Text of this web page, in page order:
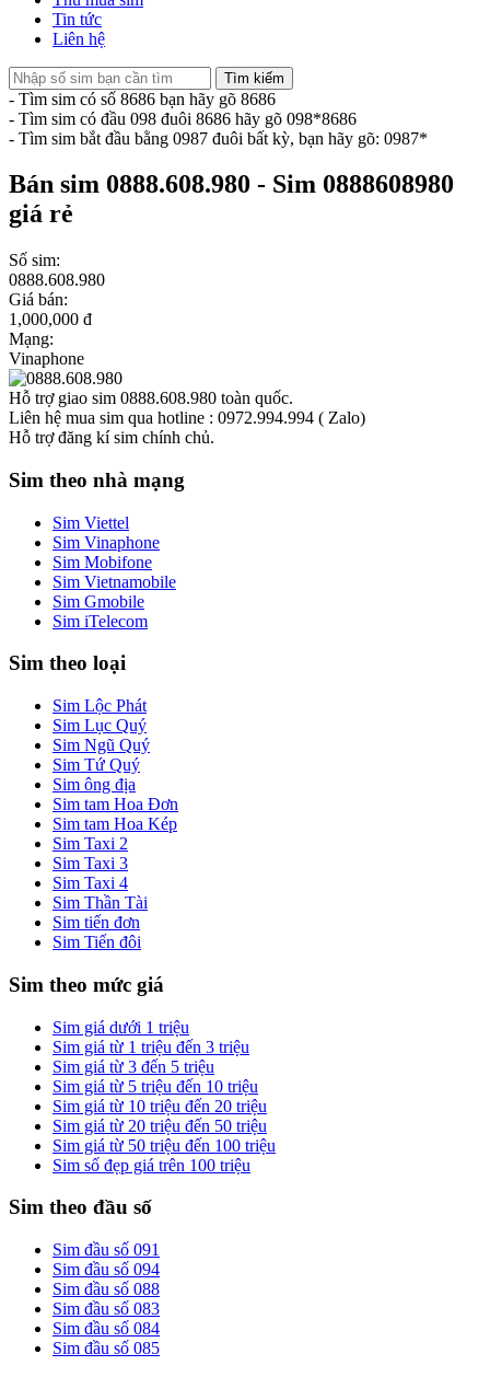
Tin tức
Liên hệ
Tìm kiếm
- Tìm sim có số 8686 bạn hãy gõ 8686
- Tìm sim có đầu 098 đuôi 8686 hãy gõ 098*8686
- Tìm sim bắt đầu bằng 0987 đuôi bất kỳ, bạn hãy gõ: 0987*
Bán sim 0888.608.980 - Sim 0888608980
giá rẻ
Số sim:
0888.608.980
Giá bán:
1,000,000 đ
Mạng:
Vinaphone
Hỗ trợ giao sim 0888.608.980 toàn quốc.
Liên hệ mua sim qua hotline : 0972.994.994 ( Zalo)
Hỗ trợ đăng kí sim chính chủ.
Sim theo nhà mạng
Sim Viettel
Sim Vinaphone
Sim Mobifone
Sim Vietnamobile
Sim Gmobile
Sim iTelecom
Sim theo loại
Sim Lộc Phát
Sim Lục Quý
Sim Ngũ Quý
Sim Tứ Quý
Sim ông địa
Sim tam Hoa Đơn
Sim tam Hoa Kép
Sim Taxi 2
Sim Taxi 3
Sim Taxi 4
Sim Thần Tài
Sim tiến đơn
Sim Tiến đôi
Sim theo mức giá
Sim giá dưới 1 triệu
Sim giá từ 1 triệu đến 3 triệu
Sim giá từ 3 đến 5 triệu
Sim giá từ 5 triệu đến 10 triệu
Sim giá từ 10 triệu đến 20 triệu
Sim giá từ 20 triệu đến 50 triệu
Sim giá từ 50 triệu đến 100 triệu
Sim số đẹp giá trên 100 triệu
Sim theo đầu số
Sim đầu số 091
Sim đầu số 094
Sim đầu số 088
Sim đầu số 083
Sim đầu số 084
Sim đầu số 085